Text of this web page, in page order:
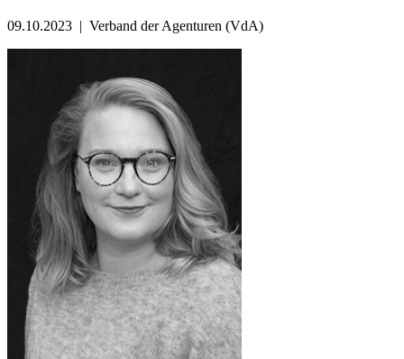
09.10.2023 | Verband der Agenturen (VdA)